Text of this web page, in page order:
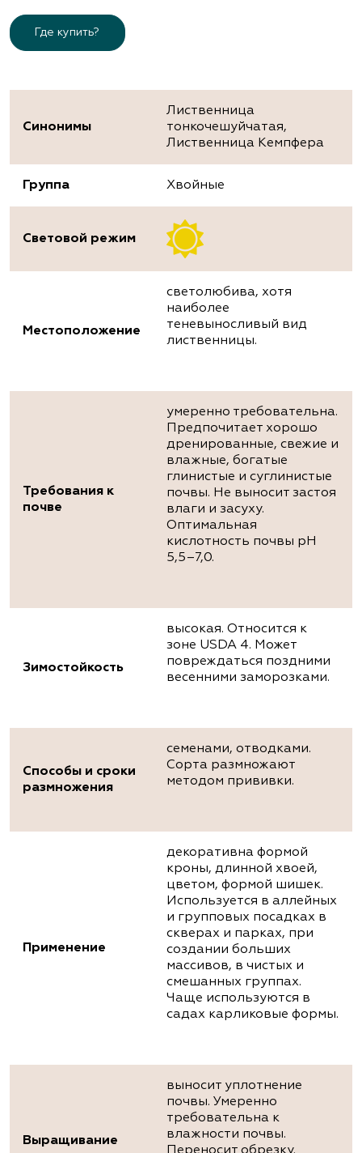
Где купить?
Синонимы
Лиственница
тонкочешуйчатая,
Лиственница Кемпфера
Группа Хвойные
Световой режим
Местоположение
светолюбива, хотя
наиболее
теневыносливый вид
лиственницы.
Требования к
почве
умеренно требовательна.
Предпочитает хорошо
дренированные, свежие и
влажные, богатые
глинистые и суглинистые
почвы. Не выносит застоя
влаги и засуху.
Оптимальная
кислотность почвы рН
5,5–7,0.
Зимостойкость
высокая. Относится к
зоне USDA 4. Может
повреждаться поздними
весенними заморозками.
Способы и сроки
размножения
семенами, отводками.
Сорта размножают
методом прививки.
Применение
декоративна формой
кроны, длинной хвоей,
цветом, формой шишек.
Используется в аллейных
и групповых посадках в
скверах и парках, при
создании больших
массивов, в чистых и
смешанных группах.
Чаще используются в
садах карликовые формы.
Выращивание
выносит уплотнение
почвы. Умеренно
требовательна к
влажности почвы.